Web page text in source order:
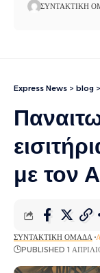
ΣΥΝΤΑΚΤΙΚΉ
Express News > blog >
με τον
ΣΥΝΤΑΚΤΙΚΉ ΟΜΆΔΑ
PUBLISHED 1